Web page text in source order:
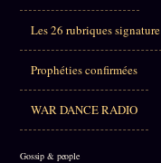
Les 26 rubriques signature
Prophéties confirmées
WAR DANCE RADIO
Gossip & people